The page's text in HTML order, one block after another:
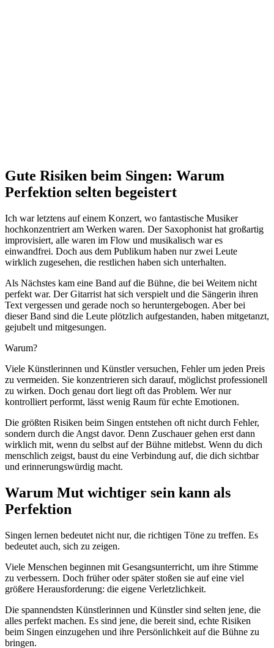
Gute Risiken beim Singen: Warum
Perfektion selten begeistert
Ich war letztens auf einem Konzert, wo fantastische Musiker
hochkonzentriert am Werken waren. Der Saxophonist hat großartig
improvisiert, alle waren im Flow und musikalisch war es
einwandfrei. Doch aus dem Publikum haben nur zwei Leute
wirklich zugesehen, die restlichen haben sich unterhalten.
Als Nächstes kam eine Band auf die Bühne, die bei Weitem nicht
perfekt war. Der Gitarrist hat sich verspielt und die Sängerin ihren
Text vergessen und gerade noch so heruntergebogen. Aber bei
dieser Band sind die Leute plötzlich aufgestanden, haben mitgetanzt,
gejubelt und mitgesungen.
Warum?
Viele Künstlerinnen und Künstler versuchen, Fehler um jeden Preis
zu vermeiden. Sie konzentrieren sich darauf, möglichst professionell
zu wirken. Doch genau dort liegt oft das Problem. Wer nur
kontrolliert performt, lässt wenig Raum für echte Emotionen.
Die größten Risiken beim Singen entstehen oft nicht durch Fehler,
sondern durch die Angst davor. Denn Zuschauer gehen erst dann
wirklich mit, wenn du selbst auf der Bühne mitlebst. Wenn du dich
menschlich zeigst, baust du eine Verbindung auf, die dich sichtbar
und erinnerungswürdig macht.
Warum Mut wichtiger sein kann als
Perfektion
Singen lernen bedeutet nicht nur, die richtigen Töne zu treffen. Es
bedeutet auch, sich zu zeigen.
Viele Menschen beginnen mit Gesangsunterricht, um ihre Stimme
zu verbessern. Doch früher oder später stoßen sie auf eine viel
größere Herausforderung: die eigene Verletzlichkeit.
Die spannendsten Künstlerinnen und Künstler sind selten jene, die
alles perfekt machen. Es sind jene, die bereit sind, echte Risiken
beim Singen einzugehen und ihre Persönlichkeit auf die Bühne zu
bringen.